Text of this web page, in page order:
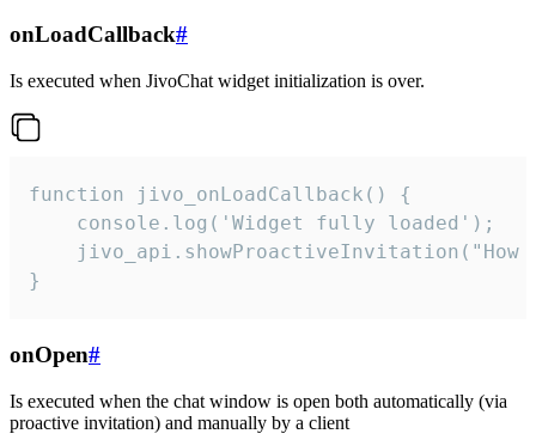
onLoadCallback#
Is executed when JivoChat widget initialization is over.
function jivo_onLoadCallback() {
    console.log('Widget fully loaded');
jivo_api.showProactiveInvitation("How
}
onOpen#
Is executed when the chat window is open both automatically (via
proactive invitation) and manually by a client